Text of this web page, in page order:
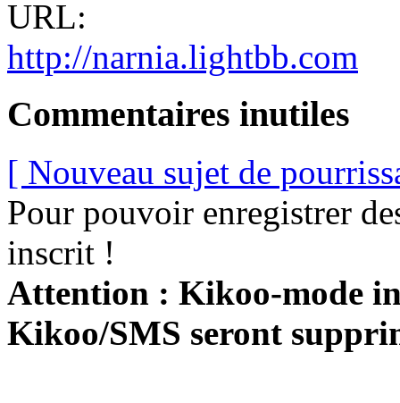
URL:
http://narnia.lightbb.com
Commentaires inutiles
[ Nouveau sujet de
Pour pouvoir enregistrer
inscrit !
Attention : Kikoo-mode
Kikoo/SMS seront